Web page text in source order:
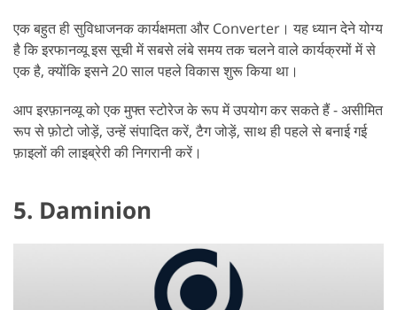
एक बहुत ही सुविधाजनक कार्यक्षमता और Converter। यह ध्यान देने योग्य
है कि इरफानव्यू इस सूची में सबसे लंबे समय तक चलने वाले कार्यक्रमों में से
एक है, क्योंकि इसने 20 साल पहले विकास शुरू किया था।
आप इरफ़ानव्यू को एक मुफ्त स्टोरेज के रूप में उपयोग कर सकते हैं - असीमित
रूप से फ़ोटो जोड़ें, उन्हें संपादित करें, टैग जोड़ें, साथ ही पहले से बनाई गई
फ़ाइलों की लाइब्रेरी की निगरानी करें।
5. Daminion